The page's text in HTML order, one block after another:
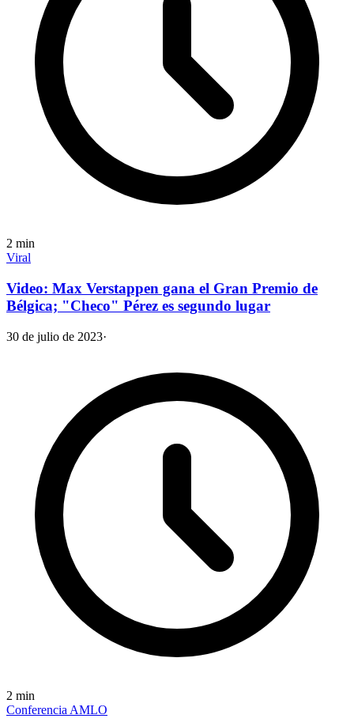
2 min
Viral
Video: Max Verstappen gana el Gran Premio de
Bélgica; "Checo" Pérez es segundo lugar
30 de julio de 2023·
2 min
Conferencia AMLO